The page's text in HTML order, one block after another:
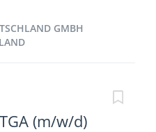
von Personal,
von Maßnahmen
GMBH
(m/w/d)